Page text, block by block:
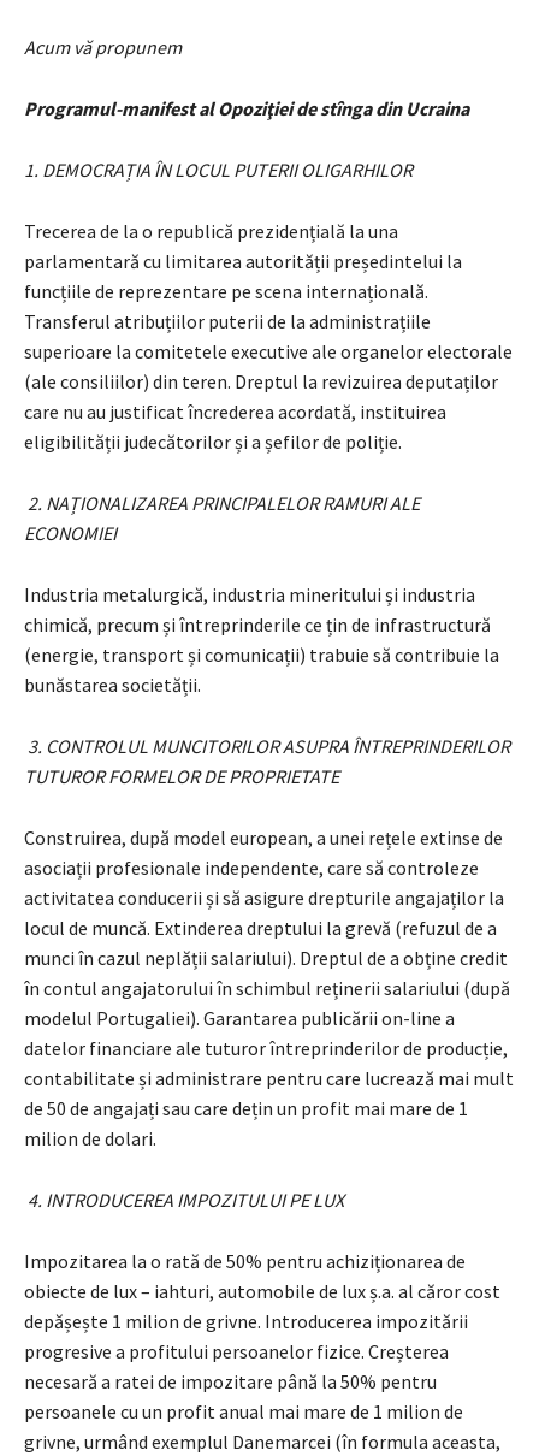
Acum vă propunem
Programul-manifest al Opoziţiei de stînga din Ucraina
1. DEMOCRAȚIA ÎN LOCUL PUTERII OLIGARHILOR
Trecerea de la o republică prezidențială la una
parlamentară cu limitarea autorității președintelui la
funcțiile de reprezentare pe scena internațională.
Transferul atribuțiilor puterii de la administrațiile
superioare la comitetele executive ale organelor electorale
(ale consiliilor) din teren. Dreptul la revizuirea deputaților
care nu au justificat încrederea acordată, instituirea
eligibilității judecătorilor și a șefilor de poliție.
2. NAȚIONALIZAREA PRINCIPALELOR RAMURI ALE
ECONOMIEI
Industria metalurgică, industria mineritului și industria
chimică, precum și întreprinderile ce țin de infrastructură
(energie, transport și comunicații) trabuie să contribuie la
bunăstarea societății.
3. CONTROLUL MUNCITORILOR ASUPRA ÎNTREPRINDERILOR
TUTUROR FORMELOR DE PROPRIETATE
Construirea, după model european, a unei rețele extinse de
asociații profesionale independente, care să controleze
activitatea conducerii și să asigure drepturile angajaților la
locul de muncă. Extinderea dreptului la grevă (refuzul de a
munci în cazul neplății salariului). Dreptul de a obține credit
în contul angajatorului în schimbul reținerii salariului (după
modelul Portugaliei). Garantarea publicării on-line a
datelor financiare ale tuturor întreprinderilor de producție,
contabilitate și administrare pentru care lucrează mai mult
de 50 de angajați sau care dețin un profit mai mare de 1
milion de dolari.
4. INTRODUCEREA IMPOZITULUI PE LUX
Impozitarea la o rată de 50% pentru achiziționarea de
obiecte de lux – iahturi, automobile de lux ș.a. al căror cost
depășește 1 milion de grivne. Introducerea impozitării
progresive a profitului persoanelor fizice. Creșterea
necesară a ratei de impozitare până la 50% pentru
persoanele cu un profit anual mai mare de 1 milion de
grivne, urmând exemplul Danemarcei (în formula aceasta,